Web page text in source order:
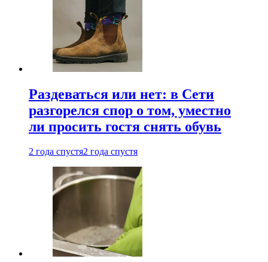
Раздеваться или нет: в Сети
разгорелся спор о том, уместно
ли просить гостя снять обувь
2 года спустя2 года спустя